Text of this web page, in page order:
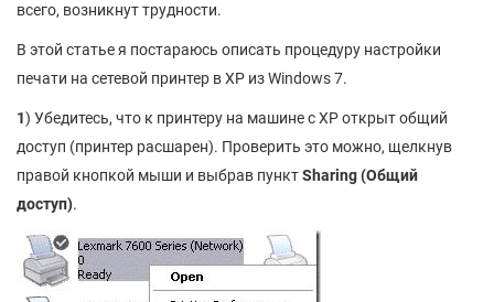
всего, возникнут трудности.
В этой статье я постараюсь описать процедуру настройки
печати на сетевой принтер в XP из Windows 7.
1) Убедитесь, что к принтеру на машине с XP открыт общий
доступ (принтер расшарен). Проверить это можно, щелкнув
правой кнопкой мыши и выбрав пунктSharing(Общий
доступ).